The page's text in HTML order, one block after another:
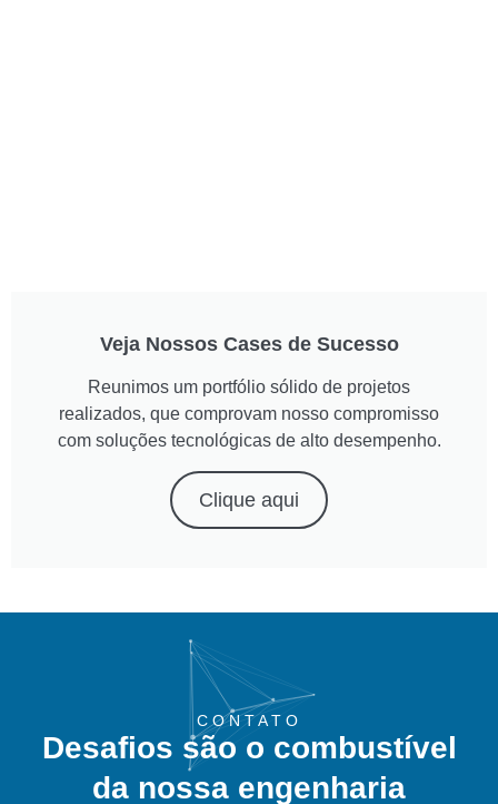
Veja Nossos Cases de Sucesso
Reunimos um portfólio sólido de projetos
realizados, que comprovam nosso compromisso
com soluções tecnológicas de alto desempenho.
Clique aqui
CONTATO
Desafios são o combustível
da nossa engenharia